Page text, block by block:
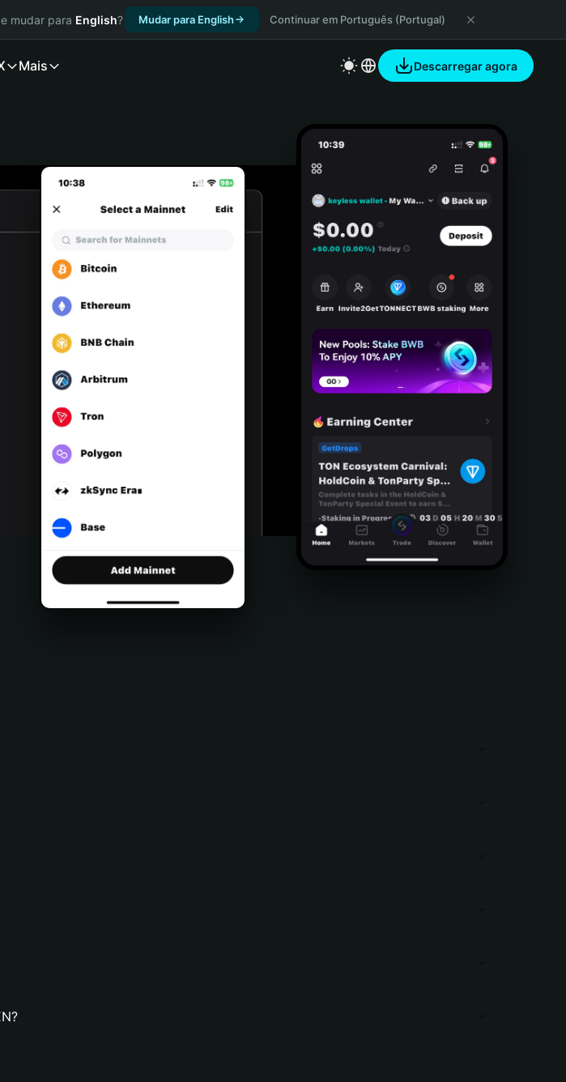
mudar para English? Mudar para English Continuar em Português (Portugal)
Mais Descarregar agora